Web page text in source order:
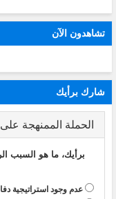
تشاهدون الآن
شارك برأيك
الحملة الممنهجة
برأيك، ما هو السبب
عدم وجود استراتيجية